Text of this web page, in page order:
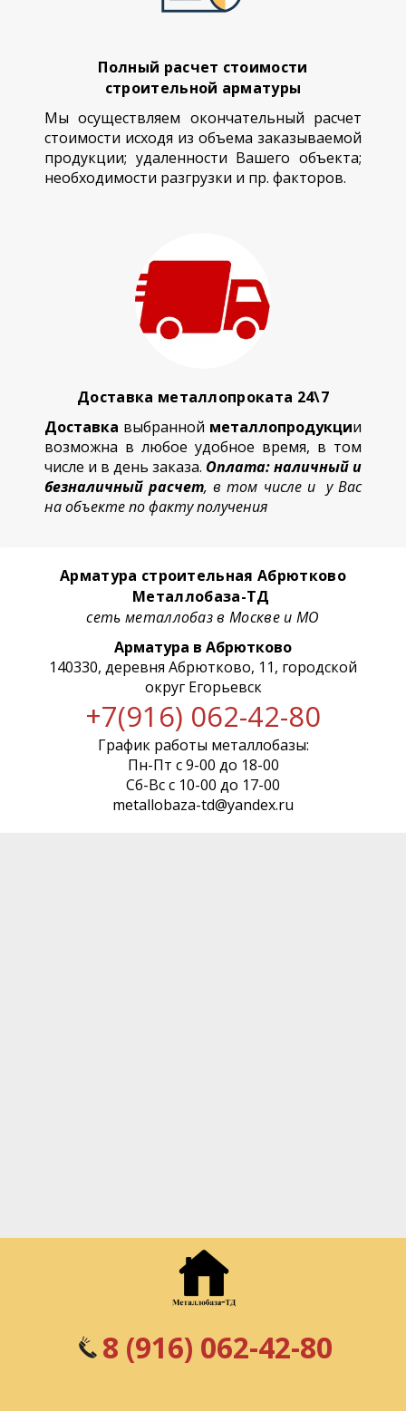
Полный расчет стоимости
строительной арматуры
Мы осуществляем окончательный расчет
стоимости исходя из объема заказываемой
продукции; удаленности Вашего объекта;
необходимости разгрузки и пр. факторов.
Доставка металлопроката 24\7
Доставка выбранной металлопродукции
возможна в любое удобное время, в том
числе и в день заказа. Оплата: наличный и
безналичный расчет, в том числе и у Вас
на объекте по факту получения
Арматура строительная Абрютково
Металлобаза-ТД
сеть металлобаз в Москве и МО
Арматура в Абрютково
140330, деревня Абрютково, 11, городской
округ Егорьевск
+7(916) 062-42-80
График работы металлобазы:
Пн-Пт с 9-00 до 18-00
Сб-Вс с 10-00 до 17-00
metallobaza-td@yandex.ru
8 (916) 062-42-80